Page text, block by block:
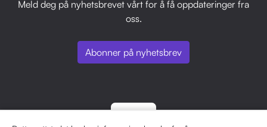
Meld deg på nyhetsbrevet vårt for å få oppdateringer fra
oss.
Abonner på nyhetsbrev